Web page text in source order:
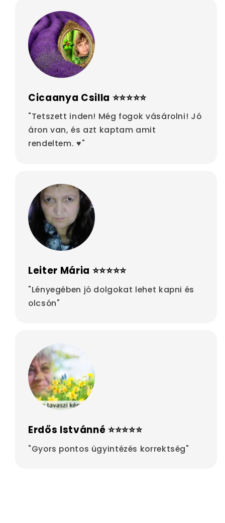
Cicaanya Csilla ⭐⭐⭐⭐⭐
"Tetszett inden! Még fogok vásárolni! Jó
áron van, és azt kaptam amit
rendeltem. ♥"
Leiter Mária ⭐⭐⭐⭐⭐
"Lényegében jó dolgokat lehet kapni és
olcsón"
Erdős Istvánné ⭐⭐⭐⭐⭐
"Gyors pontos ügyintézés korrektség"